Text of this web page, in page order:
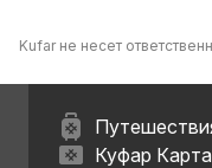
Kufar не несет
Куфар Карта